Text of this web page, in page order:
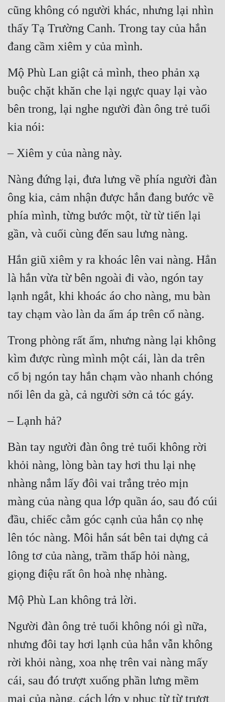
cũng không có người khác, nhưng lại nhìn
thấy Tạ Trường Canh. Trong tay của hắn
đang cầm xiêm y của mình.
Mộ Phù Lan giật cả mình, theo phản xạ
buộc chặt khăn che lại ngực quay lại vào
bên trong, lại nghe người đàn ông trẻ tuổi
kia nói:
– Xiêm y của nàng này.
Nàng đứng lại, đưa lưng về phía người đàn
ông kia, cảm nhận được hắn đang bước về
phía mình, từng bước một, từ từ tiến lại
gần, và cuối cùng đến sau lưng nàng.
Hắn giũ xiêm y ra khoác lên vai nàng. Hẳn
là hắn vừa từ bên ngoài đi vào, ngón tay
lạnh ngắt, khi khoác áo cho nàng, mu bàn
tay chạm vào làn da ấm áp trên cổ nàng.
Trong phòng rất ấm, nhưng nàng lại không
kìm được rùng mình một cái, làn da trên
cổ bị ngón tay hắn chạm vào nhanh chóng
nổi lên da gà, cả người sởn cả tóc gáy.
– Lạnh hả?
Bàn tay người đàn ông trẻ tuổi không rời
khỏi nàng, lòng bàn tay hơi thu lại nhẹ
nhàng nắm lấy đôi vai trắng trẻo mịn
màng của nàng qua lớp quần áo, sau đó cúi
đầu, chiếc cằm góc cạnh của hắn cọ nhẹ
lên tóc nàng. Môi hắn sát bên tai dựng cả
lông tơ của nàng, trầm thấp hỏi nàng,
giọng điệu rất ôn hoà nhẹ nhàng.
Mộ Phù Lan không trả lời.
Người đàn ông trẻ tuổi không nói gì nữa,
nhưng đôi tay hơi lạnh của hắn vẫn không
rời khỏi nàng, xoa nhẹ trên vai nàng mấy
cái, sau đó trượt xuống phần lưng mềm
mại của nàng, cách lớp y phục từ từ trượt